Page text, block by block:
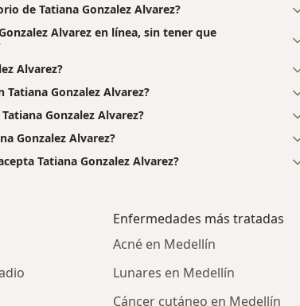
de Tatiana Gonzalez Alvarez?
Alvarez en línea, sin tener que
Alvarez?
Gonzalez Alvarez?
Gonzalez Alvarez?
Gonzalez Alvarez?
Tatiana Gonzalez Alvarez?
Enfermedades más tratadas
Acné en Medellín
Lunares en Medellín
Cáncer cutáneo en Medellín